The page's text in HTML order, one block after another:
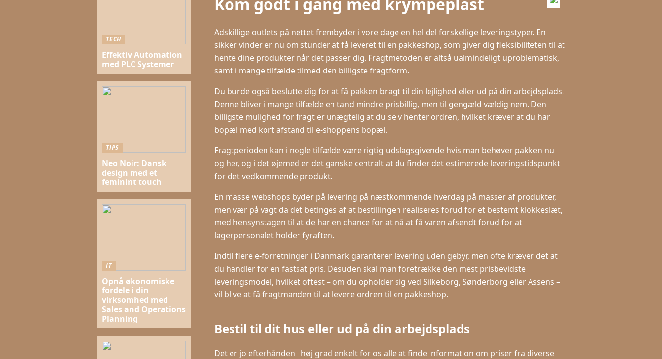
Kom godt i gang med krympeplast
Adskillige outlets på nettet frembyder i vore dage en hel del forskellige leveringstyper. En
sikker vinder er nu om stunder at få leveret til en pakkeshop, som giver dig fleksibiliteten til at
hente dine produkter når det passer dig. Fragtmetoden er altså ualmindeligt uproblematisk,
samt i mange tilfælde tilmed den billigste fragtform.
Du burde også beslutte dig for at få pakken bragt til din lejlighed eller ud på din arbejdsplads.
Denne bliver i mange tilfælde en tand mindre prisbillig, men til gengæld vældig nem. Den
billigste mulighed for fragt er unægtelig at du selv henter ordren, hvilket kræver at du har
bopæl med kort afstand til e-shoppens bopæl.
Fragtperioden kan i nogle tilfælde være rigtig udslagsgivende hvis man behøver pakken nu
og her, og i det øjemed er det ganske centralt at du finder det estimerede leveringstidspunkt
for det vedkommende produkt.
En masse webshops byder på levering på næstkommende hverdag på masser af produkter,
men vær på vagt da det betinges af at bestillingen realiseres forud for et bestemt klokkeslæt,
med hensynstagen til at de har en chance for at nå at få varen afsendt forud for at
lagerpersonalet holder fyraften.
Indtil flere e-forretninger i Danmark garanterer levering uden gebyr, men ofte kræver det at
du handler for en fastsat pris. Desuden skal man foretrække den mest prisbevidste
leveringsmodel, hvilket oftest – om du opholder sig ved Silkeborg, Sønderborg eller Assens –
vil blive at få fragtmanden til at levere ordren til en pakkeshop.
Bestil til dit hus eller ud på din arbejdsplads
Det er jo efterhånden i høj grad enkelt for os alle at finde information om priser fra diverse
TECH
Effektiv Automation
med PLC Systemer
TIPS
Neo Noir: Dansk
design med et
feminint touch
IT
Opnå økonomiske
fordele i din
virksomhed med
Sales and Operations
Planning